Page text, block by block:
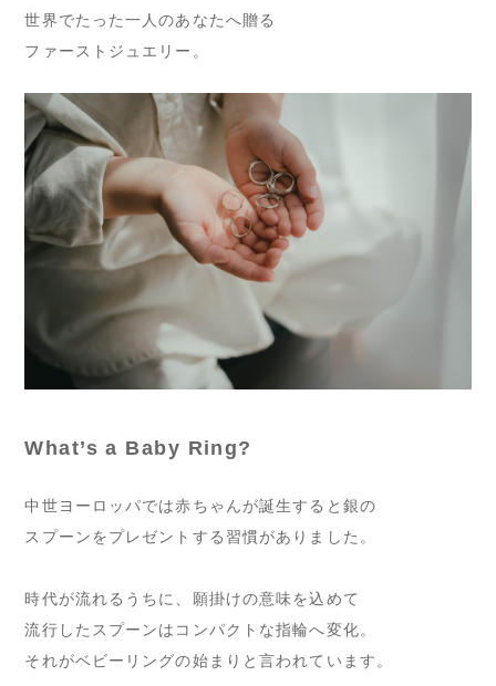
世界でたった一人のあなたへ贈る
ファーストジュエリー。
What’s a Baby Ring?
中世ヨーロッパでは赤ちゃんが誕生すると銀の
スプーンをプレゼントする習慣がありました。
時代が流れるうちに、願掛けの意味を込めて
流行したスプーンはコンパクトな指輪へ変化。
それがベビーリングの始まりと言われています。